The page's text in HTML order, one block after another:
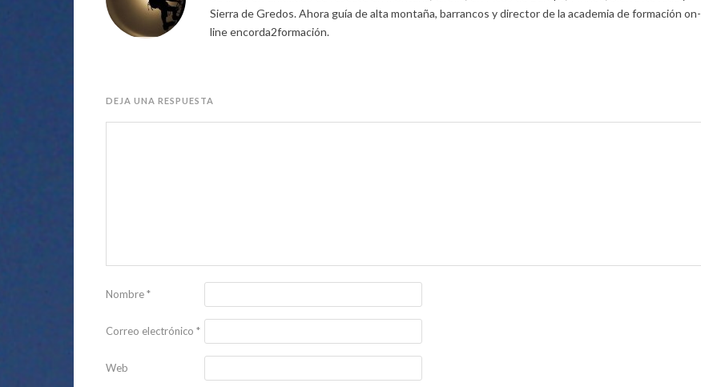
Sierra de Gredos. Ahora guía de alta montaña, barrancos y director de la academia de formación on-
line encorda2formación.
DEJA UNA RESPUESTA
Nombre*
Correo electrónico *
Web